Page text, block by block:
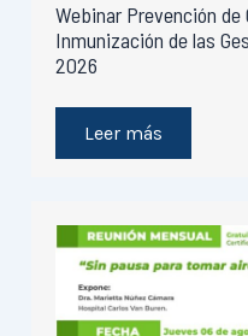
Webinar Prevención de
Inmunización de las
2026
Leer más